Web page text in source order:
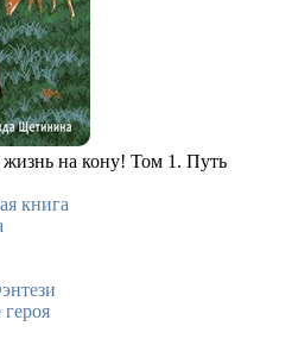
на кону! Том 1. Путь
книга
героя